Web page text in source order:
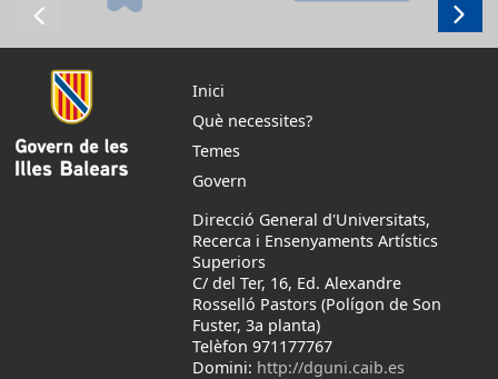
Inici
Què necessites?
Temes
Govern
Direcció General d'Universitats,
Recerca i Ensenyaments Artístics
Superiors
C/ del Ter, 16, Ed. Alexandre
Rosselló Pastors (Polígon de Son
Fuster, 3a planta)
Telèfon 971177767
Domini: http://dguni.caib.es